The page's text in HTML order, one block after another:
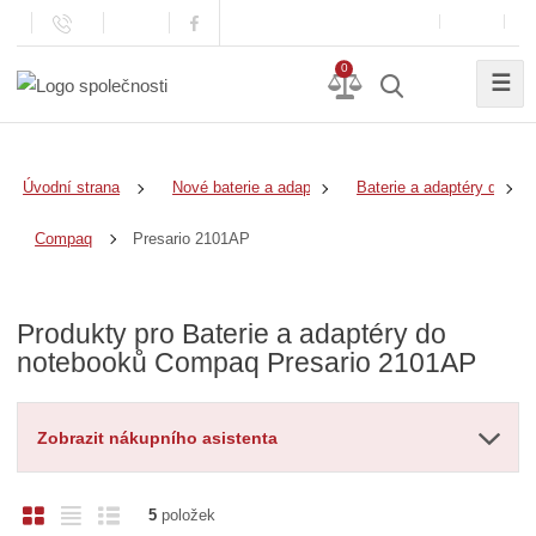
0
☰
Úvodní strana Nové baterie a adaptéry Baterie a adaptéry do
Compaq Presario 2101AP
Produkty pro Baterie a adaptéry do
notebooků Compaq Presario 2101AP
Zobrazit nákupního asistenta
O
Ř
5položek